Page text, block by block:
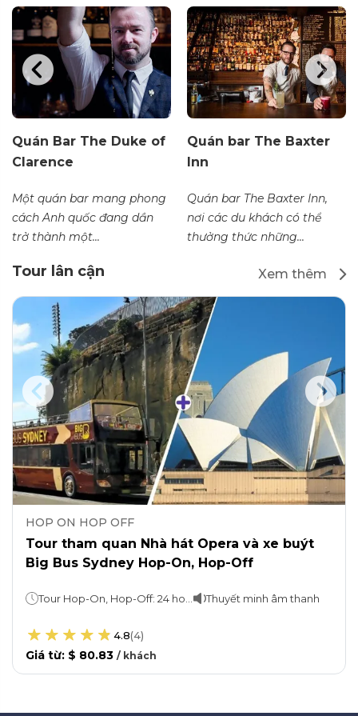
Quán Bar The Duke of
Clarence
Một quán bar mang phong
cách Anh quốc đang dần
trở thành một...
Quán bar The Baxter
Inn
Quán bar The Baxter Inn,
nơi các du khách có thể
thưởng thức những...
Tour lân cận Xem thêm
HOP ON HOP OFF
Tour tham quan Nhà hát Opera và xe buýt
Big Bus Sydney Hop-On, Hop-Off
Thuyết minh âm thanh
4.8(4)
Giá từ: $ 80.83 / khách